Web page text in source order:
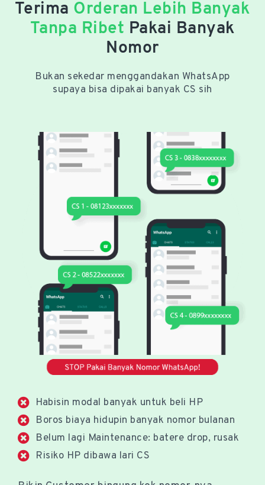
Terima Orderan Lebih Banyak
Tanpa Ribet Pakai Banyak
Nomor
Bukan sekedar menggandakan WhatsApp
supaya bisa dipakai banyak CS sih
Habisin modal banyak untuk beli HP
Boros biaya hidupin banyak nomor bulanan
Belum lagi Maintenance: batere drop, rusak
Risiko HP dibawa lari CS